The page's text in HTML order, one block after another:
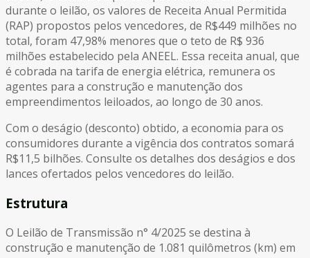
durante o leilão, os valores de Receita Anual Permitida
(RAP) propostos pelos vencedores, de R$449 milhões no
total, foram 47,98% menores que o teto de R$ 936
milhões estabelecido pela ANEEL. Essa receita anual, que
é cobrada na tarifa de energia elétrica, remunera os
agentes para a construção e manutenção dos
empreendimentos leiloados, ao longo de 30 anos.
Com o deságio (desconto) obtido, a economia para os
consumidores durante a vigência dos contratos somará
R$11,5 bilhões. Consulte os detalhes dos deságios e dos
lances ofertados pelos vencedores do leilão.
Estrutura
O Leilão de Transmissão n° 4/2025 se destina à
construção e manutenção de 1.081 quilômetros (km) em